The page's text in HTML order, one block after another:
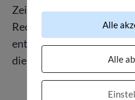
Zeitpunkt der Kenntnis
Rechtsverletzung
entsprechenden
diese Inhalte umgehend
Alle
Alle